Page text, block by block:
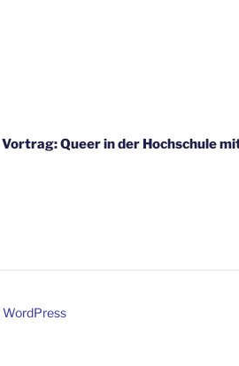
Vortrag: Queer in der Hochschule